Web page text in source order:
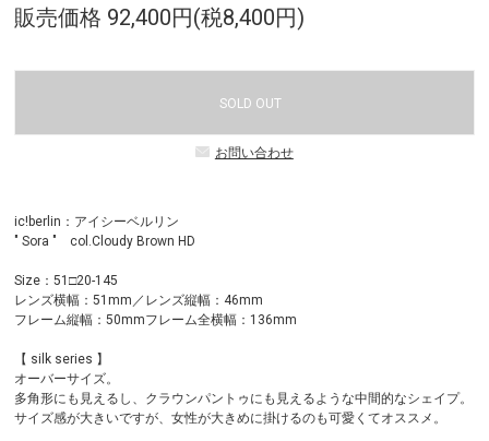
販売価格 92,400円(税8,400円)
SOLD OUT
お問い合わせ
ic!berlin：アイシーベルリン
" Sora " col.Cloudy Brown HD
Size：51□20-145
レンズ横幅：51mm／レンズ縦幅：46mm
フレーム縦幅：50mmフレーム全横幅：136mm
【 silk series 】
オーバーサイズ。
多角形にも見えるし、クラウンパントゥにも見えるような中間的なシェイプ。
サイズ感が大きいですが、女性が大きめに掛けるのも可愛くてオススメ。